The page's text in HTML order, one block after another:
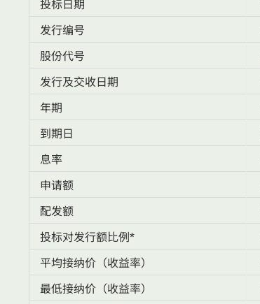
投标日期
发行编号
股份代号
发行及交收日期
年期
到期日
息率
申请额
配发额
投标对发行额比例*
平均接纳价（收益率）
最低接纳价（收益率）